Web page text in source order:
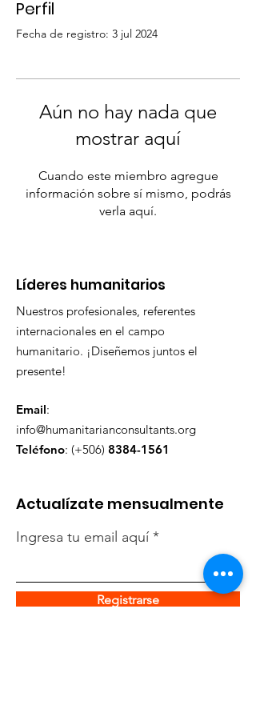
Perfil
Fecha de registro: 3 jul 2024
Aún no hay nada que
mostrar aquí
Cuando este miembro agregue
información sobre sí mismo, podrás
verla aquí.
​Líderes humanitarios
Nuestros profesionales, referentes
internacionales en el campo
humanitario. ¡Diseñemos juntos el
presente!
Email:
info@humanitarianconsultants.org
Teléfono: (+506) 8384-1561
Actualízate mensualmente
Ingresa tu email aquí
Registrarse